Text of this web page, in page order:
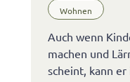
Wohnen
Auch wenn
machen und
scheint, kann